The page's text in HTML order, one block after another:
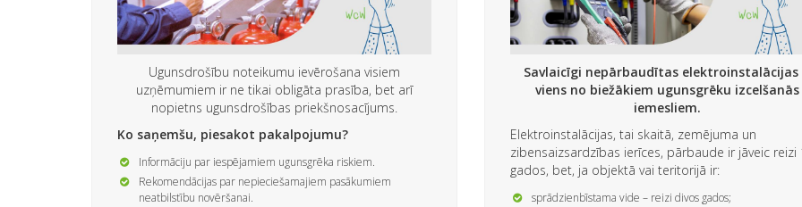
Ugunsdrošību noteikumu ievērošana visiem
uzņēmumiem ir ne tikai obligāta prasība, bet arī
nopietns ugunsdrošības priekšnosacījums.
Ko saņemšu, piesakot pakalpojumu?
Informāciju par iespējamiem ugunsgrēka riskiem.
Rekomendācijas par nepieciešamajiem pasākumiem
neatbilstību novēršanai.
Savlaicīgi nepārbaudītas elektroinstalācijas
viens no biežākiem ugunsgrēku izcelšanās
iemesliem.
Elektroinstalācijas, tai skaitā, zemējuma un
zibensaizsardzības ierīces, pārbaude ir jāveic reizi
gados, bet, ja objektā vai teritorijā ir:
sprādzienbīstama vide – reizi divos gados;